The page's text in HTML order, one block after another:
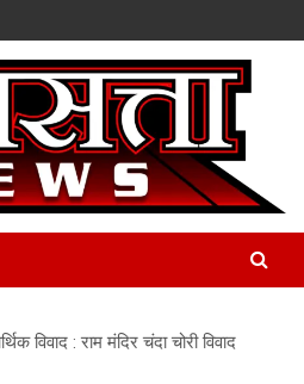
विवाद : राम मंदिर चंदा चोरी विवाद